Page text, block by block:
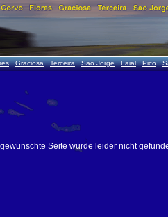
Graciosa Terceira Sao Jorge Faial Pico
Seite wurde leider nicht